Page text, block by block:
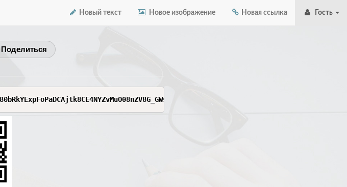
Новый текст Новое изображение Новая ссылка Гость
Поделиться